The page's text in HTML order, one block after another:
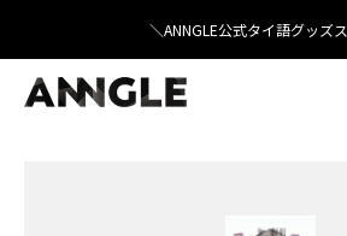
＼ANNGLE公式タイ語グッズ